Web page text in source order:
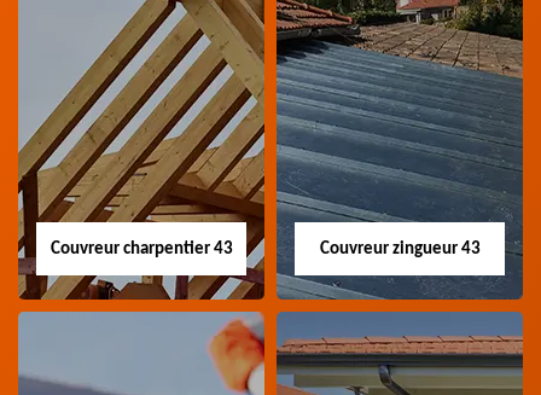
Couvreur charpentier 43 Couvreur zingueur 43